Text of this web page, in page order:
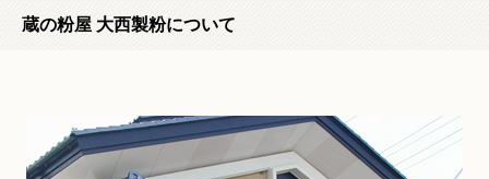
蔵の粉屋 大西製粉について